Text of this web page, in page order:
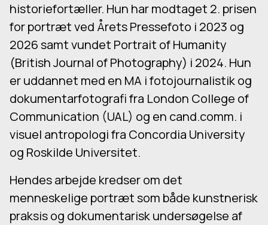
historiefortæller. Hun har modtaget 2. prisen
for portræt ved Årets Pressefoto i 2023 og
2026 samt vundet Portrait of Humanity
(British Journal of Photography) i 2024. Hun
er uddannet med en MA i fotojournalistik og
dokumentarfotografi fra London College of
Communication (UAL) og en cand.comm. i
visuel antropologi fra Concordia University
og Roskilde Universitet.
Hendes arbejde kredser om det
menneskelige portræt som både kunstnerisk
praksis og dokumentarisk undersøgelse af